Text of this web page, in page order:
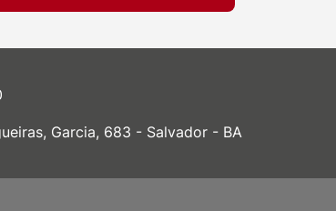
Garcia, 683 - Salvador - BA